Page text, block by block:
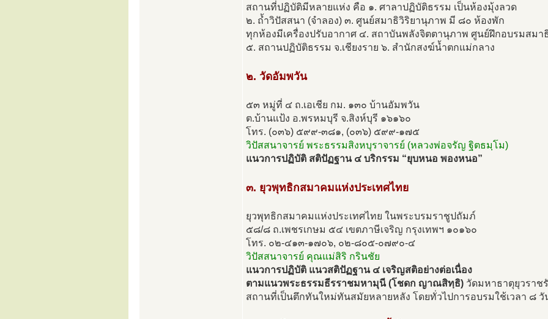
สถานที่ปฏิบัติมีหลายแห่ง คือ ๑. ศาลาปฏิบัติธรรม เป็นห้องมุ้งลวด
๒. ถ้ำวิปัสสนา (จำลอง) ๓. ศูนย์สมาธิวิริยานุภาพ มี ๘๐ ห้องพัก
ทุกห้องมีเครื่องปรับอากาศ ๔. สถาบันพลังจิตตานุภาพ ศูนย์ฝึกอบรมสมา
๕. สถานปฏิบัติธรรม จ.เชียงราย ๖. สำนักสงฆ์น้ำตกแม่กลาง
๒. วัดอัมพวัน
๕๓ หมู่ที่ ๔ ถ.เอเชีย กม. ๑๓๐ บ้านอัมพวัน
ต.บ้านแป้ง อ.พรหมบุรี จ.สิงห์บุรี ๑๖๑๖๐
โทร. (๐๓๖) ๕๙๙-๓๘๑, (๐๓๖) ๕๙๙-๑๗๕
วิปัสสนาจารย์ พระธรรมสิงหบุราจารย์ (หลวงพ่อจรัญ ฐิตธมฺโม)
แนวการปฏิบัติ สติปัฏฐาน ๔ บริกรรม “ยุบหนอ พองหนอ”
๓. ยุวพุทธิกสมาคมแห่งประเทศไทย
ยุวพุทธิกสมาคมแห่งประเทศไทย ในพระบรมราชูปถัมภ์
๕๘/๘ ถ.เพชรเกษม ๕๔ เขตภาษีเจริญ กรุงเทพฯ ๑๐๑๖๐
โทร. ๐๒-๔๑๓-๑๗๐๖, ๐๒-๘๐๕-๐๗๙๐-๔
วิปัสสนาจารย์ คุณแม่สิริ กรินชัย
แนวการปฏิบัติ แนวสติปัฏฐาน ๔ เจริญสติอย่างต่อเนื่อง
ตามแนวพระธรรมธีรราชมหามุนี (โชดก ญาณสิทฺธิ) วัดมหาธาตุยุวราช
สถานที่เป็นตึกทันใหม่ทันสมัยหลายหลัง โดยทั่วไปการอบรมใช้เวลา ๘